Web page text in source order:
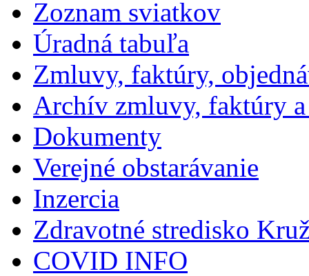
Zoznam sviatkov
Úradná tabuľa
Zmluvy, faktúry,
Archív zmluvy, faktúry
Dokumenty
Verejné obstarávanie
Inzercia
Zdravotné stredisko
COVID INFO